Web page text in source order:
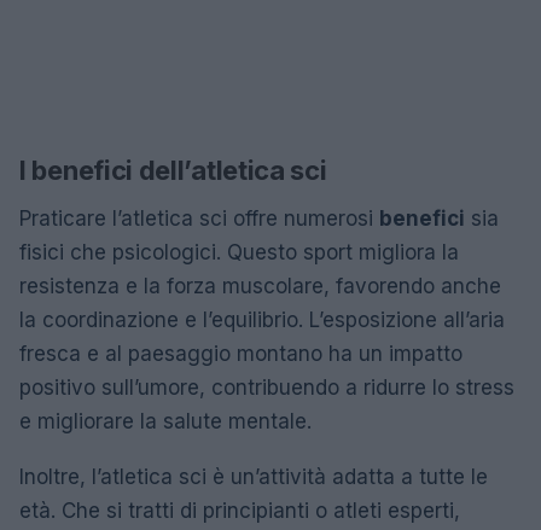
I benefici dell’atletica sci
Praticare l’atletica sci offre numerosi benefici sia
fisici che psicologici. Questo sport migliora la
resistenza e la forza muscolare, favorendo anche
la coordinazione e l’equilibrio. L’esposizione all’aria
fresca e al paesaggio montano ha un impatto
positivo sull’umore, contribuendo a ridurre lo stress
e migliorare la salute mentale.
Inoltre, l’atletica sci è un’attività adatta a tutte le
età. Che si tratti di principianti o atleti esperti,